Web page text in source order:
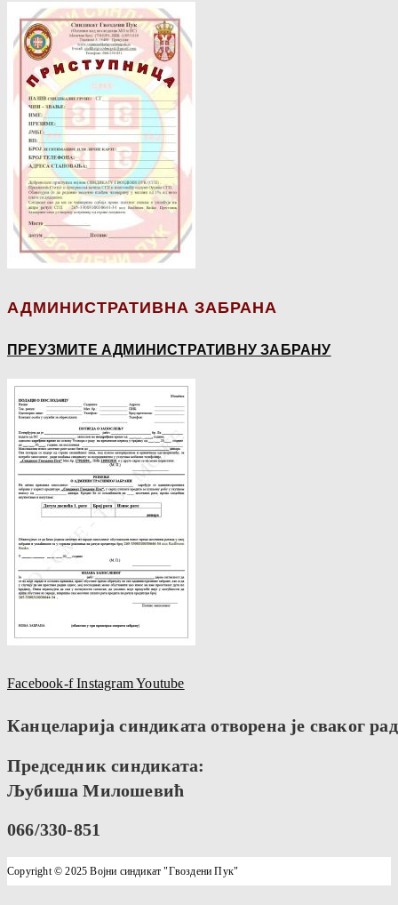
АДМИНИСТРАТИВНА ЗАБРАНА
ПРЕУЗМИТЕ АДМИНИСТРАТИВНУ ЗАБРАНУ
Facebook-f InstagramYoutube
Канцеларија синдиката отворена је сваког
Председник синдиката:
Љубиша Милошевић
066/330-851
Copyright © 2025 Војни синдикат "Гвоздени Пук"